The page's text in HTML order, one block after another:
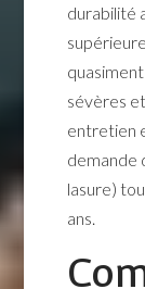
durabilité
sévères
entretien
demande
lasure)
ans.